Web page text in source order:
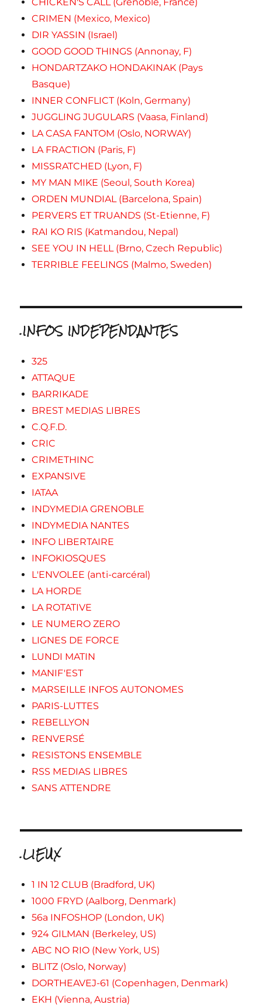
CHICKEN'S CALL (Grenoble, France)
CRIMEN (Mexico, Mexico)
DIR YASSIN (Israel)
GOOD GOOD THINGS (Annonay, F)
HONDARTZAKO HONDAKINAK (Pays
Basque)
INNER CONFLICT (Koln, Germany)
JUGGLING JUGULARS (Vaasa, Finland)
LA CASA FANTOM (Oslo, NORWAY)
LA FRACTION (Paris, F)
MISSRATCHED (Lyon, F)
MY MAN MIKE (Seoul, South Korea)
ORDEN MUNDIAL (Barcelona, Spain)
PERVERS ET TRUANDS (St-Etienne, F)
RAI KO RIS (Katmandou, Nepal)
SEE YOU IN HELL (Brno, Czech Republic)
TERRIBLE FEELINGS (Malmo, Sweden)
.INFOS INDEPENDANTES
325
ATTAQUE
BARRIKADE
BREST MEDIAS LIBRES
C.Q.F.D.
CRIC
CRIMETHINC
EXPANSIVE
IATAA
INDYMEDIA GRENOBLE
INDYMEDIA NANTES
INFO LIBERTAIRE
INFOKIOSQUES
L'ENVOLEE (anti-carcéral)
LA HORDE
LA ROTATIVE
LE NUMERO ZERO
LIGNES DE FORCE
LUNDI MATIN
MANIF'EST
MARSEILLE INFOS AUTONOMES
PARIS-LUTTES
REBELLYON
RENVERSÉ
RESISTONS ENSEMBLE
RSS MEDIAS LIBRES
SANS ATTENDRE
.LIEUX
1 IN 12 CLUB (Bradford, UK)
1000 FRYD (Aalborg, Denmark)
56a INFOSHOP (London, UK)
924 GILMAN (Berkeley, US)
ABC NO RIO (New York, US)
BLITZ (Oslo, Norway)
DORTHEAVEJ-61 (Copenhagen, Denmark)
EKH (Vienna, Austria)